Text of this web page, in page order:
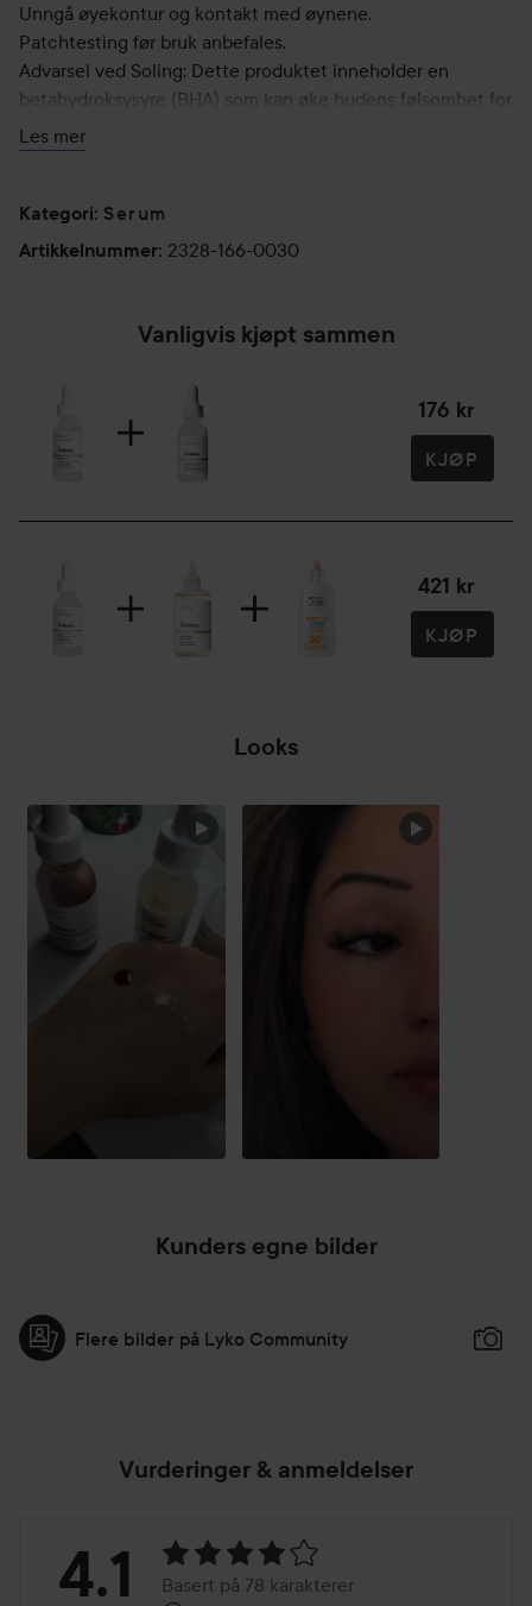
Unngå øyekontur og kontakt med øynene.
Patchtesting før bruk anbefales.
Advarsel ved Soling: Dette produktet inneholder en
betahydroksysyre (BHA) som kan øke hudens følsomhet for
solen og spesielt muligheten for solbrenthet. Bruk en
solkrem, bruk beskyttende klær og begrens soleksponering
Les mer
Kategori: Serum
Artikkelnummer: 2328-166-0030
Vanligvis kjøpt sammen
176 kr
KJØP
421 kr
KJØP
Looks
HOPP OVER SEKSJON
Kunders egne bilder
Flere bilder på Lyko Community
Vurderinger & anmeldelser
Vurdering:
4.1 Basert på 78 karakterer